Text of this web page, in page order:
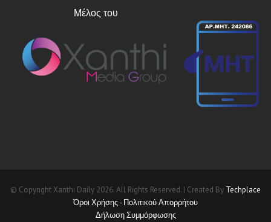
Μέλος του
© Copyright Xanthi Daily 2026. All Rights Reserved. | Created By Techplace
Όροι Χρήσης - Πολιτικού Απορρήτου
Δήλωση Συμμόρφωσης